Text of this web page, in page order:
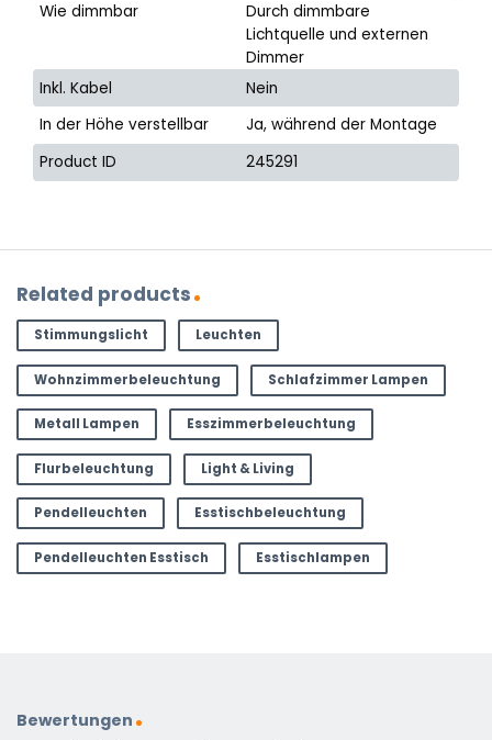
Wie dimmbar
Durch dimmbare
Lichtquelle und externen
Dimmer
Inkl. Kabel
Nein
In der Höhe verstellbar
Ja, während der Montage
Product ID
245291
Related products
Stimmungslicht Leuchten
Wohnzimmerbeleuchtung Schlafzimmer Lampen
Metall Lampen Esszimmerbeleuchtung
Flurbeleuchtung Light & Living
Pendelleuchten Esstischbeleuchtung
Pendelleuchten Esstisch Esstischlampen
Bewertungen